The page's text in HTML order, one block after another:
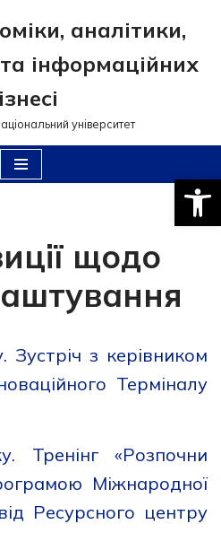
аналітики,
інформаційних
університет
щодо
Зустріч з керівником
Терміналу
Тренінг «Розпочни
Міжнародної
Ресурсного центру